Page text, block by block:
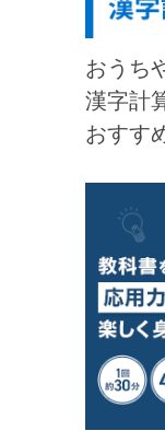
おうち
漢字計
おすす